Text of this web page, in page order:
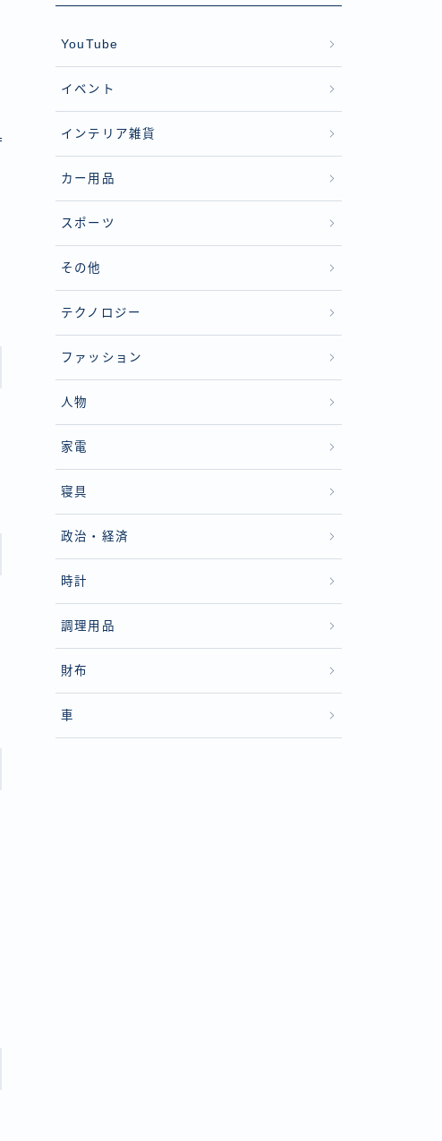
YouTube
イベント
インテリア雑貨
カー用品
スポーツ
その他
テクノロジー
ファッション
人物
家電
寝具
政治・経済
時計
調理用品
財布
車